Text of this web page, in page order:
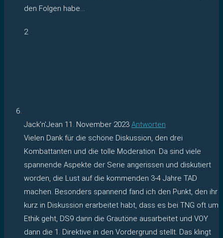
den Folgen habe…
2
Jack'n'Jean 11. November 2023 Antworten
Vielen Dank für die schöne Diskussion, den drei
Kombattanten und die tolle Moderation. Da sind viele
spannende Aspekte der Serie angerissen und diskutiert
worden, die Lust auf die kommenden 3-4 Jahre TAD
machen. Besonders spannend fand ich den Punkt, den ihr
kurz in Diskussion erarbeitet habt, dass es bei TNG oft um
Ethik geht, DS9 dann die Grautöne ausarbeitet und VOY
dann die 1. Direktive in den Vordergrund stellt. Das klingt